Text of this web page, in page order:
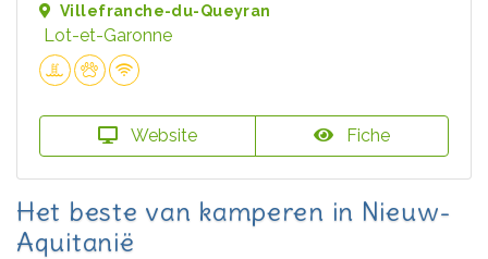
Villefranche-du-Queyran
Lot-et-Garonne
Website Fiche
Het beste van kamperen in Nieuw-
Aquitanië